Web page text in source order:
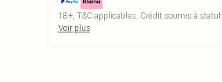
18+, T&C applicables. Crédit soumis à statut
Voir plus